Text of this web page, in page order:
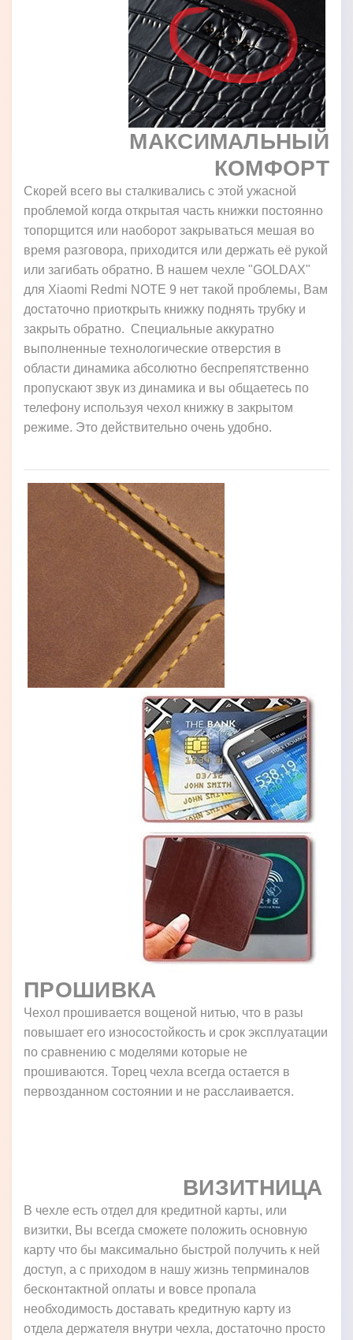
МАКСИМАЛЬНЫЙ
КОМФОРТ
Скорей всего вы сталкивались с этой ужасной
проблемой когда открытая часть книжки постоянно
топорщится или наоборот закрываться мешая во
время разговора, приходится или держать её рукой
или загибать обратно. В нашем чехле "GOLDAX"
для Xiaomi Redmi NOTE 9 нет такой проблемы, Вам
достаточно приоткрыть книжку поднять трубку и
закрыть обратно. Специальные аккуратно
выполненные технологические отверстия в
области динамика абсолютно беспрепятственно
пропускают звук из динамика и вы общаетесь по
телефону используя чехол книжку в закрытом
режиме. Это действительно очень удобно.
ПРОШИВКА
Чехол прошивается вощеной нитью, что в разы
повышает его износостойкость и срок эксплуатации
по сравнению с моделями которые не
прошиваются. Торец чехла всегда остается в
первозданном состоянии и не расслаивается.
ВИЗИТНИЦА
В чехле есть отдел для кредитной карты, или
визитки, Вы всегда сможете положить основную
карту что бы максимально быстрой получить к ней
доступ, а с приходом в нашу жизнь тепрминалов
бесконтактной оплаты и вовсе пропала
необходимость доставать кредитную карту из
отдела держателя внутри чехла, достаточно просто